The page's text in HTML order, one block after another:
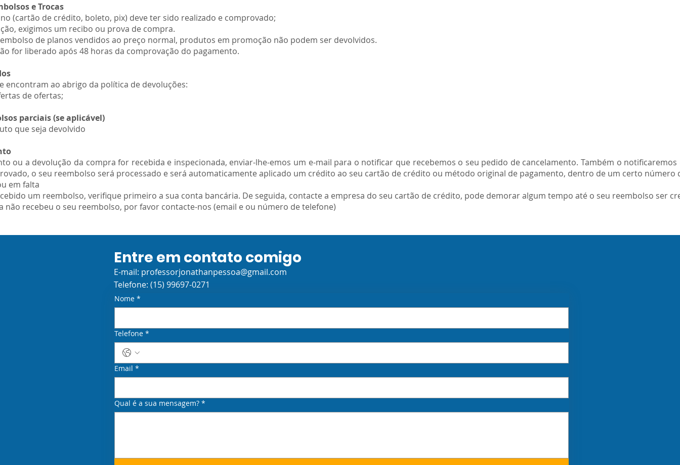
e Trocas
(cartão de crédito, boleto, pix) deve ter sido realizado e comprovado;
exigimos um recibo ou prova de compra.
de planos vendidos ao preço normal, produtos em promoção não podem ser devolvidos.
for liberado após 48 horas da comprovação do pagamento.
encontram ao abrigo da política de devoluções:
de ofertas;
parciais (se aplicável)
que seja devolvido
ou a devolução da compra for recebida e inspecionada, enviar-lhe-emos um e-mail para o notificar que recebemos o seu pedido de cancelamento. Também o
o seu reembolso será processado e será automaticamente aplicado um crédito ao seu cartão de crédito ou método original de pagamento, dentro de um certo número
em falta
um reembolso, verifique primeiro a sua conta bancária. De seguida, contacte a empresa do seu cartão de crédito, pode demorar algum tempo até o seu reembolso ser
não recebeu o seu reembolso, por favor contacte-nos (email e ou número de telefone)
Entre em contato comigo
E-mail: professorjonathanpessoa@gmail.com
Telefone: (15) 99697-0271
Nome *
Telefone *
Email *
Qual é a sua mensagem? *